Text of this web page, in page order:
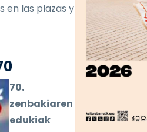
en las plazas y
70.
zenbakiaren
edukiak